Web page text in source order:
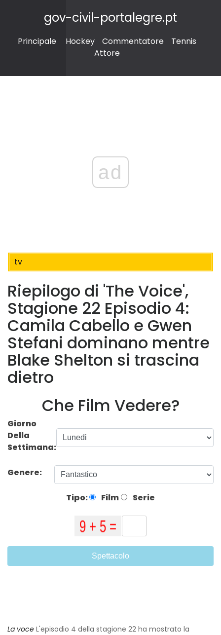
gov-civil-portalegre.pt
Principale Hockey Commentatore
Tennis
Attore
ad
tv
Riepilogo di 'The Voice',
Stagione 22 Episodio 4:
Camila Cabello e Gwen
Stefani dominano mentre
Blake Shelton si trascina
dietro
Che Film Vedere?
Giorno
Della
Settimana:
Genere:
Tipo: Film Serie
Spettacolo
La voce L'episodio 4 della stagione 22 ha mostrato la